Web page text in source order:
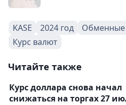
KASE 2024 год
Обменные
Курс валют
Читайте также
Курс доллара снова начал
снижаться на торгах 27